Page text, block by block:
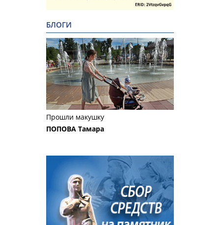
БЛОГИ
Прошли макушку
ПОПОВА Тамара